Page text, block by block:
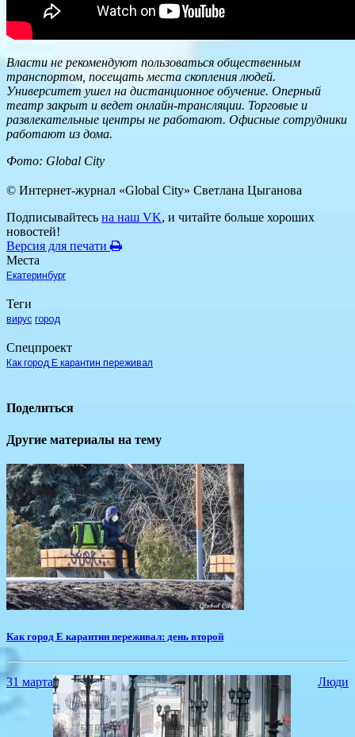
Власти не рекомендуют пользоваться общественным
транспортом, посещать места скопления людей.
Университет ушел на дистанционное обучение. Оперный
театр закрыт и ведет онлайн-трансляции. Торговые и
развлекательные центры не работают. Офисные сотрудники
работают из дома.
Фото: Global City
© Интернет-журнал «Global City» Светлана Цыганова
Подписывайтесь на наш VK, и читайте больше хороших
новостей!
Версия для печати
Места
Екатеринбург
Теги
вирус город
Спецпроект
Как город Е карантин переживал
Поделиться
Другие материалы на тему
Как город Е карантин переживал: день второй
31 марта Люди